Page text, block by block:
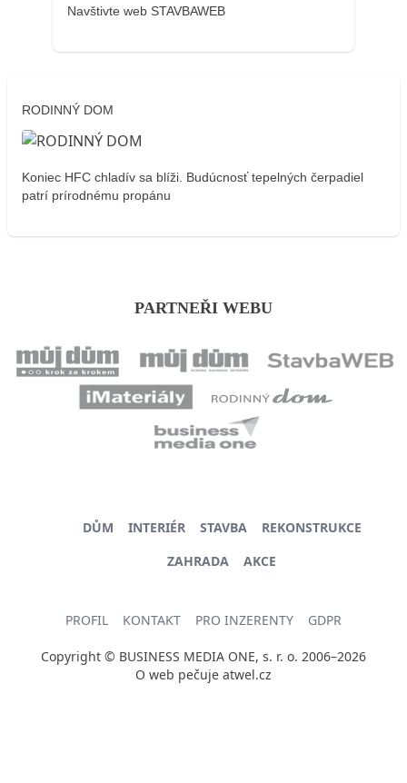
Navštivte web STAVBAWEB
RODINNÝ DOM
Koniec HFC chladív sa blíži. Budúcnosť tepelných čerpadiel
patrí prírodnému propánu
PARTNEŘI WEBU
DŮM INTERIÉR STAVBA
REKONSTRUKCE
ZAHRADA
AKCE
PROFIL KONTAKT PRO INZERENTY GDPR
Copyright © BUSINESS MEDIA ONE, s. r. o. 2006–2026